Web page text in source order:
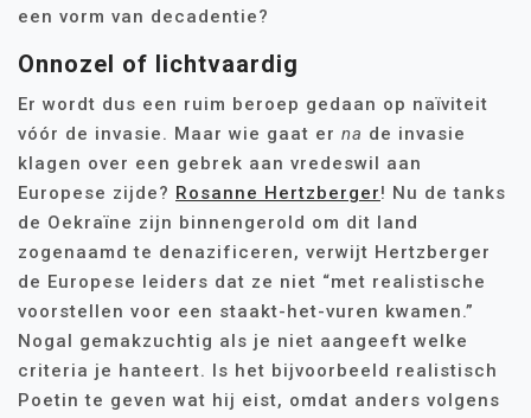
een vorm van decadentie?
Onnozel of lichtvaardig
Er wordt dus een ruim beroep gedaan op naïviteit
vóór de invasie. Maar wie gaat er na de invasie
klagen over een gebrek aan vredeswil aan
Europese zijde? Rosanne Hertzberger! Nu de tanks
de Oekraïne zijn binnengerold om dit land
zogenaamd te denazificeren, verwijt Hertzberger
de Europese leiders dat ze niet “met realistische
voorstellen voor een staakt-het-vuren kwamen.”
Nogal gemakzuchtig als je niet aangeeft welke
criteria je hanteert. Is het bijvoorbeeld realistisch
Poetin te geven wat hij eist, omdat anders volgens